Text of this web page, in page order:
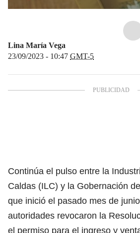
Lina María Vega
23/09/2023 - 10:47 GMT-5
Continúa el pulso entre la
Caldas (ILC) y la Gobernación
que inició el pasado mes de
autoridades revocaron la
el permiso para el ingreso y